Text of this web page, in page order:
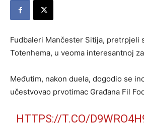
Fudbaleri Mančester Sitija, pretrpjeli
Totenhema, u veoma interesantnoj
Međutim, nakon duela, dogodio se
učestvovao prvotimac Građana Fil
HTTPS://T.CO/